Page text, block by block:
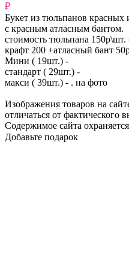
₽
Букет из тюльпанов красных
с красным атласным бантом.
стоимость тюльпана
крафт 200 +атласный бант
Мини ( 19шт.) -
стандарт ( 29шт.) -
макси ( 39шт.) - . на фото
Изображения товаров на
отличаться от фактического
Содержимое сайта
Добавьте подарок